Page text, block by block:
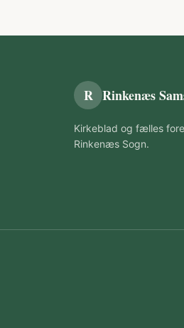
R Rinkenæs
Kirkeblad og fælles
Rinkenæs Sogn.